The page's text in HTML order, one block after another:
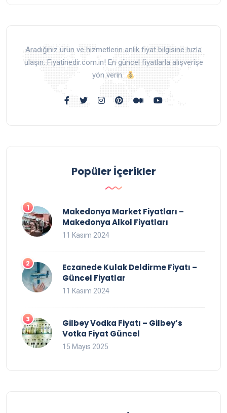
Aradığınız ürün ve hizmetlerin anlık fiyat bilgisine hızla
ulaşın: Fiyatinedir.com.in! En güncel fiyatlarla alışverişe
yön verin.
Popüler İçerikler
Makedonya Market Fiyatları –
Makedonya Alkol Fiyatları
11 Kasım 2024
Eczanede Kulak Deldirme Fiyatı –
Güncel Fiyatlar
11 Kasım 2024
Gilbey Vodka Fiyatı – Gilbey’s
Votka Fiyat Güncel
15 Mayıs 2025